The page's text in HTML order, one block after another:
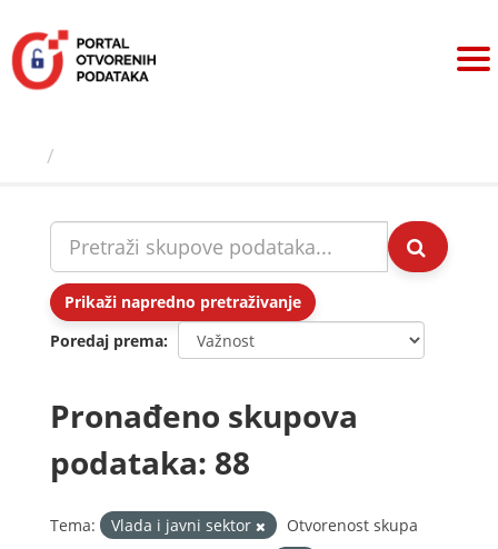
sadržaj
Prikaži napredno pretraživanje
Poredaj prema
Pronađeno skupova
podataka: 88
Tema: Vlada i javni sektor
Otvorenost skupa